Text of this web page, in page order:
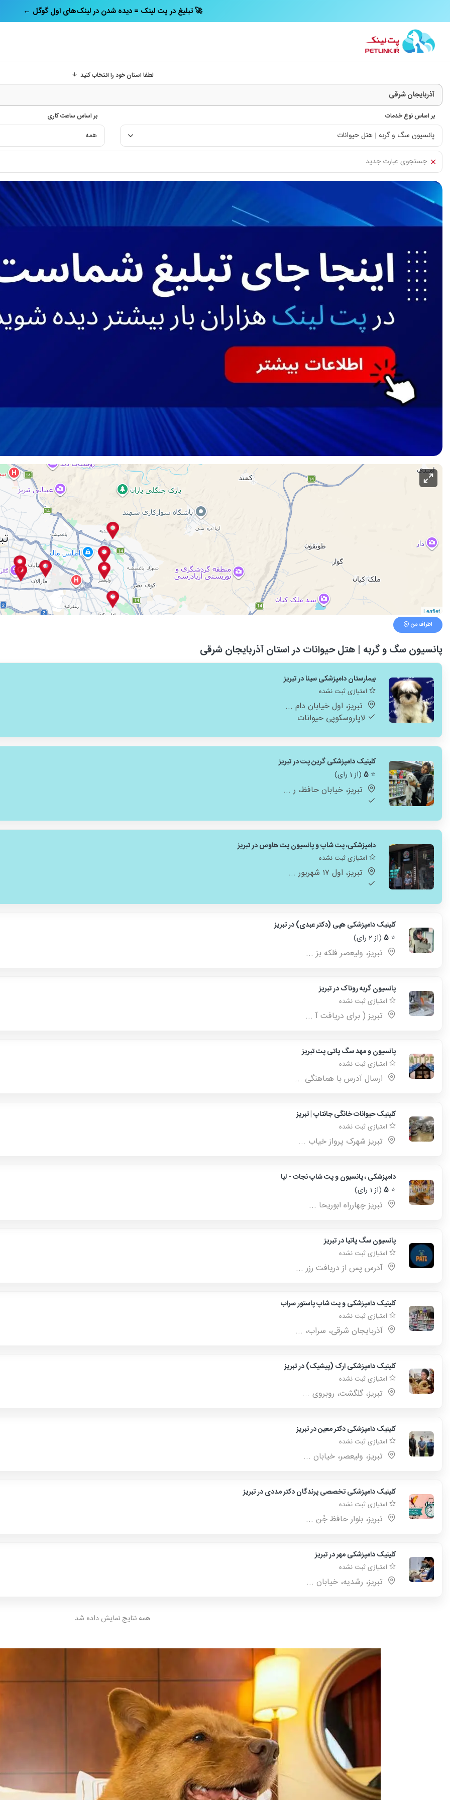
← تبلیغ در پت‌ لینک = دیده شدن در لینک‌های اول گوگل 🚀
لطفا استان خود را انتخاب کنید
بر اساس نوع خدمات بر اساس ساعت کاری
Leaflet
اطراف من
پانسیون سگ و گربه | هتل حیوانات در استان آذربایجان شرقی
بیمارستان دامپزشکی سینا در تبریز
امتیازی ثبت نشده
تبریز، اول خیابان دام ...
لاپاروسکوپی حیوانات
کلینیک دامپزشکی گرین پت در تبریز
⭐
5 (از 1 رای)
تبریز، خیابان حافظ، ر ...
دامپزشکی، پت شاپ و پانسیون پت هاوس در تبریز
امتیازی ثبت نشده
تبریز، اول ۱۷ شهریور ...
کلینیک دامپزشکی هپی (دکتر عبدی) در تبریز
⭐
5 (از 2 رای)
تبریز، ولیعصر فلکه بز ...
پانسیون گربه روناک در تبریز
امتیازی ثبت نشده
تبریز ( برای دریافت آ ...
پانسیون و مهد سگ پاتی پت تبریز
امتیازی ثبت نشده
ارسال آدرس با هماهنگی ...
کلینیک حیوانات خانگی جانتاپ | تبریز
امتیازی ثبت نشده
تبریز شهرک پرواز خیاب ...
دامپزشکی ، پانسیون و پت شاپ نجات - لیا
⭐
5 (از 1 رای)
تبریز چهارراه ابوریحا ...
پانسیون سگ پاتیا در تبریز
امتیازی ثبت نشده
آدرس پس از دریافت رزر ...
کلینیک دامپزشکی و پت شاپ پاستور سراب
امتیازی ثبت نشده
آذربایجان شرقی، سراب، ...
کلینیک دامپزشکی ارک (پیشیک) در تبریز
امتیازی ثبت نشده
تبریز، گلگشت، روبروی ...
کلینیک دامپزشکی دکتر معین در تبریز
امتیازی ثبت نشده
تبريز، وليعصر، خيابان ...
کلینیک دامپزشکی تخصصی پرندگان دکتر مددی در تبریز
امتیازی ثبت نشده
تبریز، بلوار حافظ جُن ...
کلینیک دامپزشکی مهر در تبریز
امتیازی ثبت نشده
تبریز، رشدیه، خیابان ...
همه نتایج نمایش داده شد